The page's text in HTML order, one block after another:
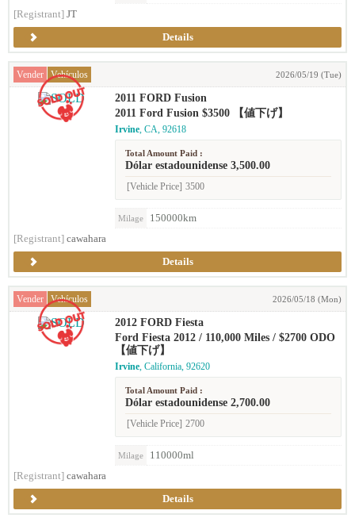
[Registrant] JT
Details
Vender Vehículos 2026/05/19 (Tue)
2011 FORD Fusion
2011 Ford Fusion $3500 【値下げ】
Irvine, CA, 92618
Total Amount Paid :
Dólar estadounidense 3,500.00
[Vehicle Price] 3500
Milage
150000km
[Registrant] cawahara
Details
Vender Vehículos 2026/05/18 (Mon)
2012 FORD Fiesta
Ford Fiesta 2012 / 110,000 Miles / $2700 ODO
【値下げ】
Irvine, California, 92620
Total Amount Paid :
Dólar estadounidense 2,700.00
[Vehicle Price] 2700
Milage
110000ml
[Registrant] cawahara
Details